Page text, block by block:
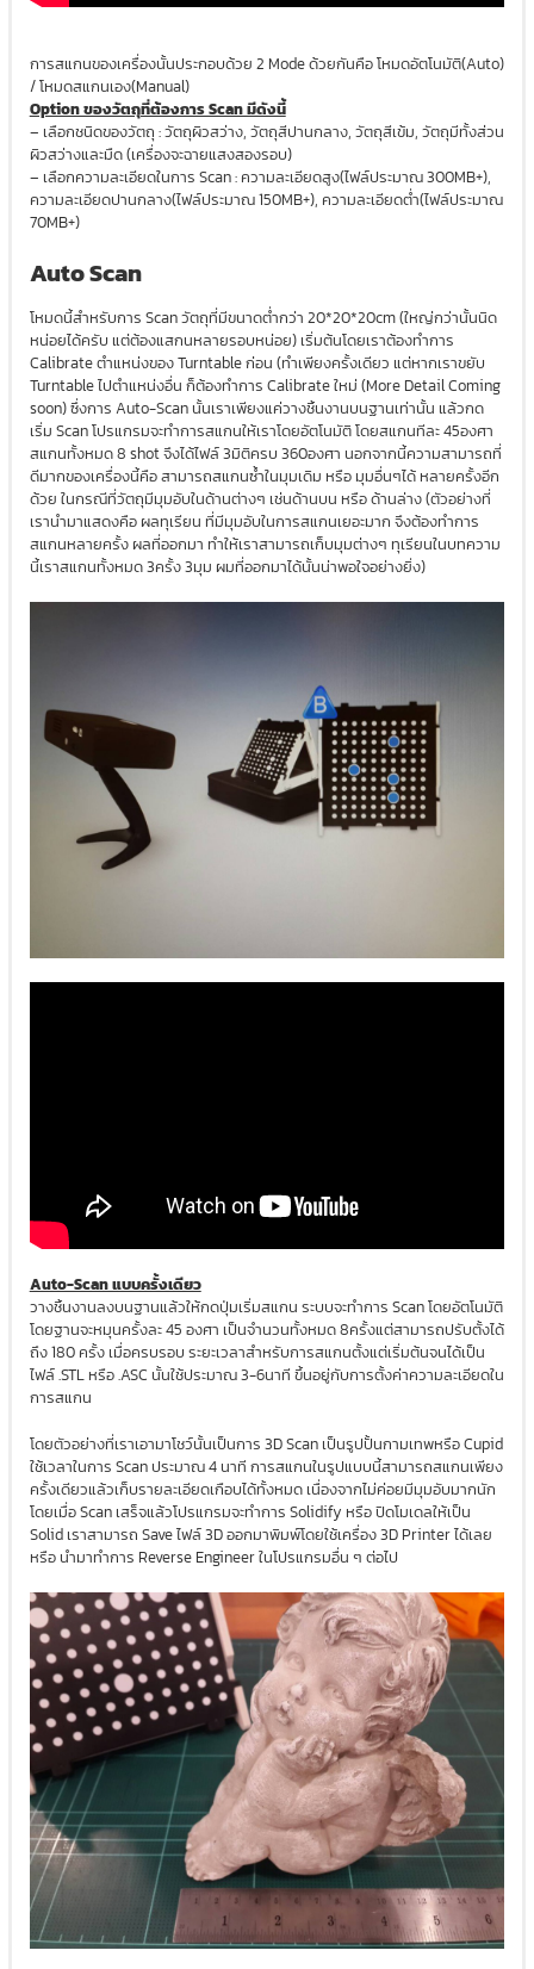
การสแกนของเครื่องนั้นประกอบด้วย 2 Mode ด้วยกันคือ โหมดอัตโนมัติ(Auto)
/ โหมดสแกนเอง(Manual)
Option ของวัตถุที่ต้องการ Scan มีดังนี้
– เลือกชนิดของวัตถุ : วัตถุผิวสว่าง, วัตถุสีปานกลาง, วัตถุสีเข้ม, วัตถุมีทั้งส่วน
ผิวสว่างและมืด (เครื่องจะฉายแสงสองรอบ)
– เลือกความละเอียดในการ Scan : ความละเอียดสูง(ไฟล์ประมาณ 300MB+),
ความละเอียดปานกลาง(ไฟล์ประมาณ 150MB+), ความละเอียดต่ำ(ไฟล์ประมาณ
70MB+)
Auto Scan
โหมดนี้สำหรับการ Scan วัตถุที่มีขนาดต่ำกว่า 20*20*20cm (ใหญ่กว่านั้นนิด
หน่อยได้ครับ แต่ต้องแสกนหลายรอบหน่อย) เริ่มต้นโดยเราต้องทำการ
Calibrate ตำแหน่งของ Turntable ก่อน (ทำเพียงครั้งเดียว แต่หากเราขยับ
Turntable ไปตำแหน่งอื่น ก็ต้องทำการ Calibrate ใหม่ (More Detail Coming
soon) ซึ่งการ Auto-Scan นั้นเราเพียงแค่วางชิ้นงานบนฐานเท่านั้น แล้วกด
เริ่ม Scan โปรแกรมจะทำการสแกนให้เราโดยอัตโนมัติ โดยสแกนทีละ 45องศา
สแกนทั้งหมด 8 shot จึงได้ไฟล์ 3มิติครบ 360องศา นอกจากนี้ความสามารถที่
ดีมากของเครื่องนี้คือ สามารถสแกนซ้ำในมุมเดิม หรือ มุมอื่นๆได้ หลายครั้งอีก
ด้วย ในกรณีที่วัตถุมีมุมอับในด้านต่างๆ เช่นด้านบน หรือ ด้านล่าง (ตัวอย่างที่
เรานำมาแสดงคือ ผลทุเรียน ที่มีมุมอับในการสแกนเยอะมาก จึงต้องทำการ
สแกนหลายครั้ง ผลที่ออกมา ทำให้เราสามารถเก็บมุมต่างๆ ทุเรียนในบทความ
นี้เราสแกนทั้งหมด 3ครั้ง 3มุม ผมที่ออกมาได้นั้นน่าพอใจอย่างยิ่ง)
Auto-Scan แบบครั้งเดียว
วางชิ้นงานลงบนฐานแล้วให้กดปุ่มเริ่มสแกน ระบบจะทำการ Scan โดยอัตโนมัติ
โดยฐานจะหมุนครั้งละ 45 องศา เป็นจำนวนทั้งหมด 8ครั้งแต่สามารถปรับตั้งได้
ถึง 180 ครั้ง เมื่อครบรอบ ระยะเวลาสำหรับการสแกนตั้งแต่เริ่มต้นจนได้เป็น
ไฟล์ .STL หรือ .ASC นั้นใช้ประมาณ 3-6นาที ขึ้นอยู่กับการตั้งค่าความละเอียดใน
การสแกน
โดยตัวอย่างที่เราเอามาโชว์นั้นเป็นการ 3D Scan เป็นรูปปั้นกามเทพหรือ Cupid
ใช้เวลาในการ Scan ประมาณ 4 นาที การสแกนในรูปแบบนี้สามารถสแกนเพียง
ครั้งเดียวแล้วเก็บรายละเอียดเกือบได้ทั้งหมด เนื่องจากไม่ค่อยมีมุมอับมากนัก
โดยเมื่อ Scan เสร็จแล้วโปรแกรมจะทำการ Solidify หรือ ปิดโมเดลให้เป็น
Solid เราสามารถ Save ไฟล์ 3D ออกมาพิมพ์โดยใช้เครื่อง 3D Printer ได้เลย
หรือ นำมาทำการ Reverse Engineer ในโปรแกรมอื่น ๆ ต่อไป